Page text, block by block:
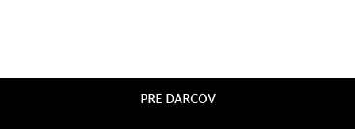
PRE DARCOV